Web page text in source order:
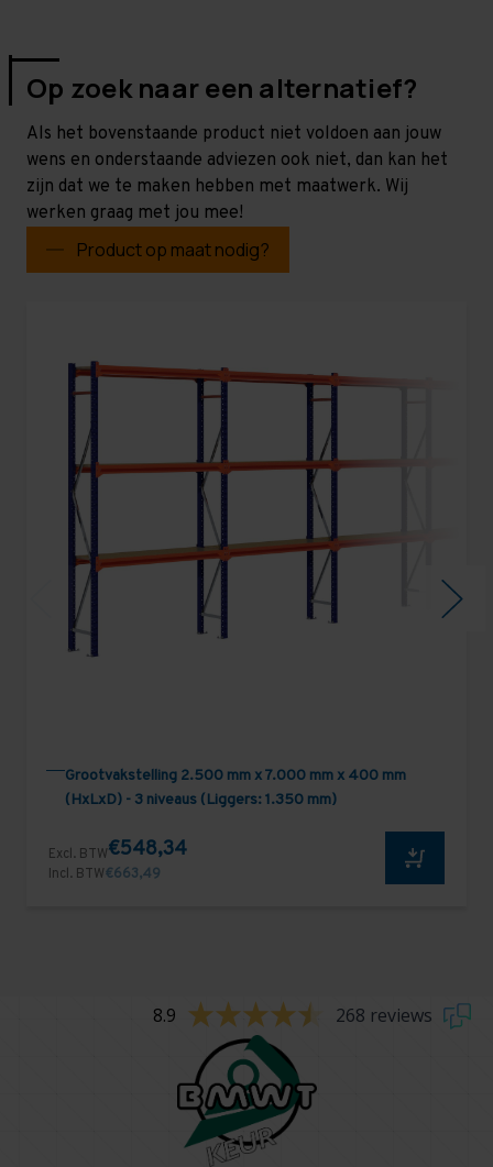
Op zoek naar een alternatief?
Als het bovenstaande product niet voldoen aan jouw
wens en onderstaande adviezen ook niet, dan kan het
zijn dat we te maken hebben met maatwerk. Wij
werken graag met jou mee!
Product op maat nodig?
Grootvakstelling 2.500 mm x 7.000 mm x 400 mm
(HxLxD) - 3 niveaus (Liggers: 1.350 mm)
Excl. BTW€548,34
Incl. BTW€663,49
8.9 268 reviews